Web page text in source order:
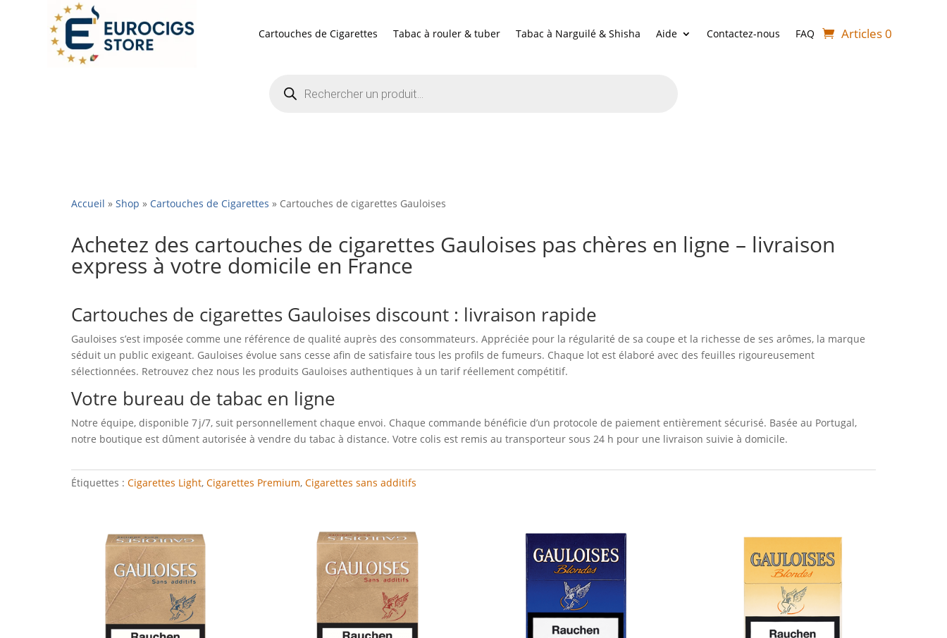
Cartouches de Cigarettes Tabac à rouler & tuber Tabac à Narguilé & Shisha Aide Contactez-nous FAQ Articles 0
produits
Accueil » Shop » Cartouches de Cigarettes » Cartouches de cigarettes Gauloises
Achetez des cartouches de cigarettes Gauloises pas chères en ligne – livraison
express à votre domicile en France
Cartouches de cigarettes Gauloises discount : livraison rapide
Gauloises s’est imposée comme une référence de qualité auprès des consommateurs. Appréciée pour la régularité de sa coupe et la richesse de ses arômes, la marque
séduit un public exigeant. Gauloises évolue sans cesse afin de satisfaire tous les profils de fumeurs. Chaque lot est élaboré avec des feuilles rigoureusement
sélectionnées. Retrouvez chez nous les produits Gauloises authentiques à un tarif réellement compétitif.
Votre bureau de tabac en ligne
Notre équipe, disponible 7 j/7, suit personnellement chaque envoi. Chaque commande bénéficie d’un protocole de paiement entièrement sécurisé. Basée au Portugal,
notre boutique est dûment autorisée à vendre du tabac à distance. Votre colis est remis au transporteur sous 24 h pour une livraison suivie à domicile.
Étiquettes : Cigarettes Light, Cigarettes Premium, Cigarettes sans additifs